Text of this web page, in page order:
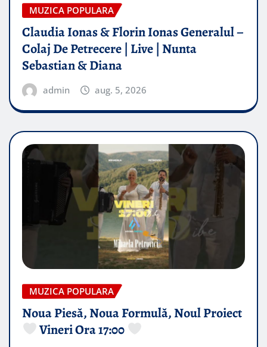
MUZICA POPULARA
Claudia Ionas & Florin Ionas Generalul –
Colaj De Petrecere | Live | Nunta
Sebastian & Diana
admin aug. 5, 2026
MUZICA POPULARA
Noua Piesă, Noua Formulă, Noul Proiect
Vineri Ora 17:00